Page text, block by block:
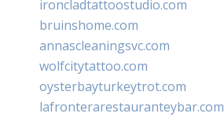
ironcladtattoostudio.com
bruinshome.com
annascleaningsvc.com
wolfcitytattoo.com
oysterbayturkeytrot.com
lafronterarestauranteybar.com